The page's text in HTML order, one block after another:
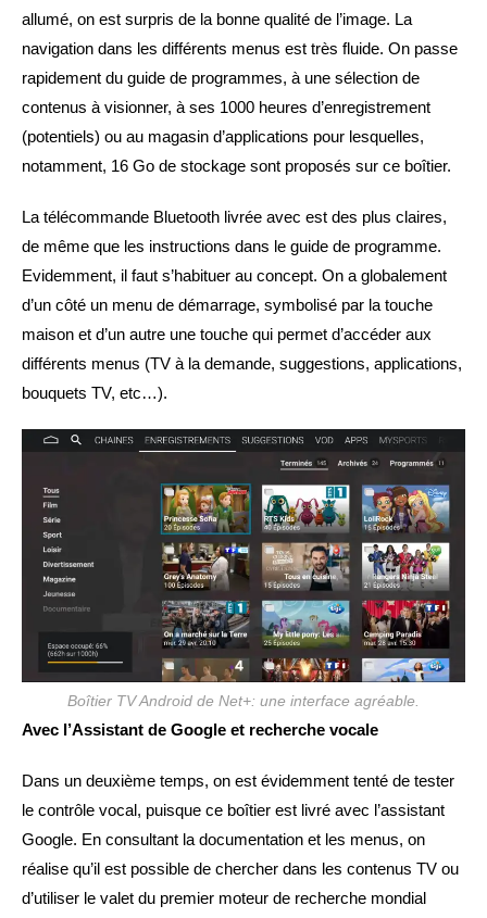
allumé, on est surpris de la bonne qualité de l’image. La
navigation dans les différents menus est très fluide. On passe
rapidement du guide de programmes, à une sélection de
contenus à visionner, à ses 1000 heures d’enregistrement
(potentiels) ou au magasin d’applications pour lesquelles,
notamment, 16 Go de stockage sont proposés sur ce boîtier.
La télécommande Bluetooth livrée avec est des plus claires,
de même que les instructions dans le guide de programme.
Evidemment, il faut s’habituer au concept. On a globalement
d’un côté un menu de démarrage, symbolisé par la touche
maison et d’un autre une touche qui permet d’accéder aux
différents menus (TV à la demande, suggestions, applications,
bouquets TV, etc…).
Boîtier TV Android de Net+: une interface agréable.
Avec l’Assistant de Google et recherche vocale
Dans un deuxième temps, on est évidemment tenté de tester
le contrôle vocal, puisque ce boîtier est livré avec l’assistant
Google. En consultant la documentation et les menus, on
réalise qu’il est possible de chercher dans les contenus TV ou
d’utiliser le valet du premier moteur de recherche mondial